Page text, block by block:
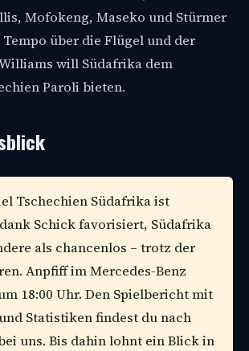
Mofokeng, Maseko und Stürmer
über die Flügel und der
will Südafrika dem
Paroli bieten.
Tschechien Südafrika ist
Schick favorisiert, Südafrika
als chancenlos – trotz der
Anpfiff im Mercedes-Benz
18:00 Uhr. Den Spielbericht mit
Statistiken findest du nach
uns. Bis dahin lohnt ein Blick in